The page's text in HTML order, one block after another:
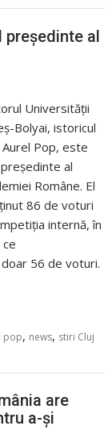
preşedinte al
Universităţii
Bolyai, istoricul
Aurel Pop, este
al
Române. El
86 de voturi
internă, în
56 de voturi.
pop, news, stiri Cluj
are
a-şi